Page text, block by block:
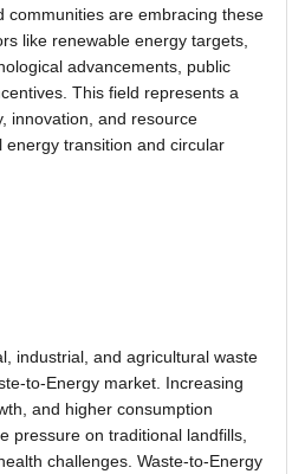
communities are embracing these
like renewable energy targets,
advancements, public
This field represents a
innovation, and resource
energy transition and circular
industrial, and agricultural waste
to-Energy market. Increasing
and higher consumption
pressure on traditional landfills,
challenges. Waste-to-Energy